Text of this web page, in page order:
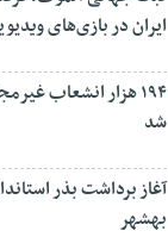
ایران در بازی‌های
۱۹۴ هزار انشعاب
شد
آغاز برداشت بذر
بهشهر